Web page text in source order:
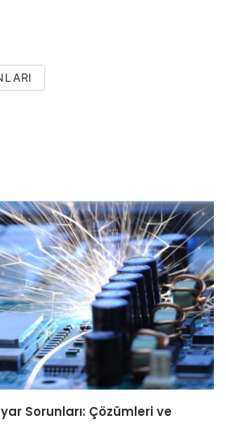
Sorunları: Çözümleri ve